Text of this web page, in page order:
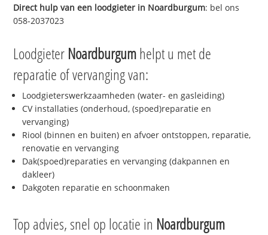
Direct hulp van een loodgieter in Noardburgum: bel ons
058-2037023
Loodgieter Noardburgumhelpt u met de
reparatie of vervanging van:
Loodgieterswerkzaamheden (water- en gasleiding)
CV installaties (onderhoud, (spoed)reparatie en
vervanging)
Riool (binnen en buiten) en afvoer ontstoppen, reparatie,
renovatie en vervanging
Dak(spoed)reparaties en vervanging (dakpannen en
dakleer)
Dakgoten reparatie en schoonmaken
Top advies, snel op locatie in Noardburgum